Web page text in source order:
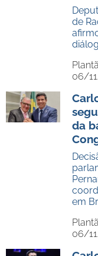
de
06/
da
em
06/